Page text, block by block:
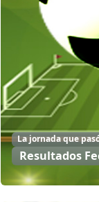
La jornada que
Resultados